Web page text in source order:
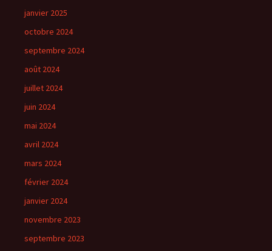
janvier 2025
octobre 2024
septembre 2024
août 2024
juillet 2024
juin 2024
mai 2024
avril 2024
mars 2024
février 2024
janvier 2024
novembre 2023
septembre 2023